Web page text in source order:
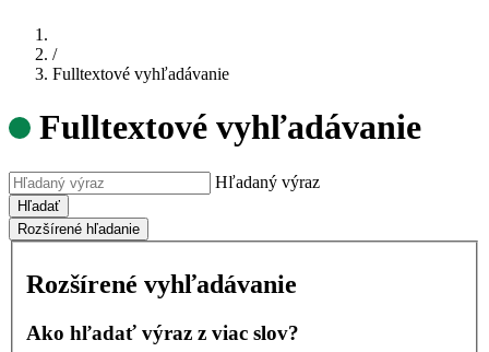
/
Fulltextové vyhľadávanie
Fulltextové vyhľadávanie
Hľadaný výraz
Hľadať
Rozšírené hľadanie
Rozšírené vyhľadávanie
Ako hľadať výraz z viac slov?